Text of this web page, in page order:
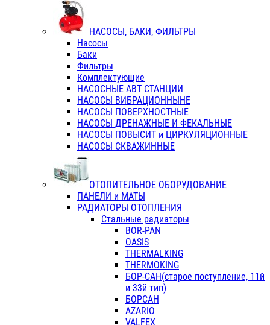
НАСОСЫ, БАКИ, ФИЛЬТРЫ
Насосы
Баки
Фильтры
Комплектующие
НАСОСНЫЕ АВТ СТАНЦИИ
НАСОСЫ ВИБРАЦИОННЫНЕ
НАСОСЫ ПОВЕРХНОСТНЫЕ
НАСОСЫ ДРЕНАЖНЫЕ И ФЕКАЛЬНЫЕ
НАСОСЫ ПОВЫСИТ и ЦИРКУЛЯЦИОННЫЕ
НАСОСЫ СКВАЖИННЫЕ
ОТОПИТЕЛЬНОЕ ОБОРУДОВАНИЕ
ПАНЕЛИ и МАТЫ
РАДИАТОРЫ ОТОПЛЕНИЯ
Стальные радиаторы
BOR-PAN
OASIS
THERMALKING
THERMOKING
БОР-САН(старое поступление, 11й
и 33й тип)
БОРСАН
AZARIO
VALFEX